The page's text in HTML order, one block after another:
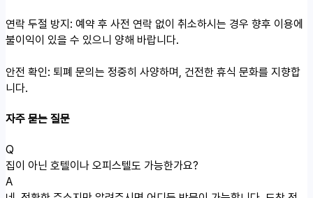
연락 두절 방지: 예약 후 사전 연락 없이 취소하시는 경우 향후 이용에
불이익이 있을 수 있으니 양해 바랍니다.
안전 확인: 퇴폐 문의는 정중히 사양하며, 건전한 휴식 문화를 지향합
니다.
자주 묻는 질문
Q
집이 아닌 호텔이나 오피스텔도 가능한가요?
A